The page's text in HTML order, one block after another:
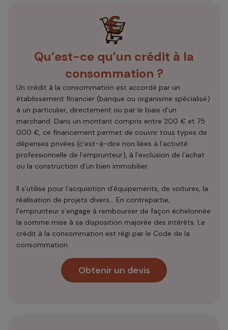
Qu’est-ce qu’un crédit à la
consommation ?
Un crédit à la consommation est accordé par un
établissement financier (banque ou organisme spécialisé)
à un particulier, directement ou par le biais d’un
marchand. Dans un montant compris entre 200 € et 75
000 €, ce financement permet de couvrir tous types de
dépenses privées (c’est-à-dire non liées à l’activité
professionnelle de l’emprunteur), à l’exclusion de l’achat
ou la construction d’un bien immobilier.
Il s’utilise pour l’acquisition d’équipements, de voitures, la
réalisation de projets divers… En contrepartie,
l’emprunteur s’engage à rembourser de façon échelonnée
la somme mise à sa disposition majorée des intérêts. Le
crédit à la consommation est régi par le Code de la
consommation.
Obtenir un devis